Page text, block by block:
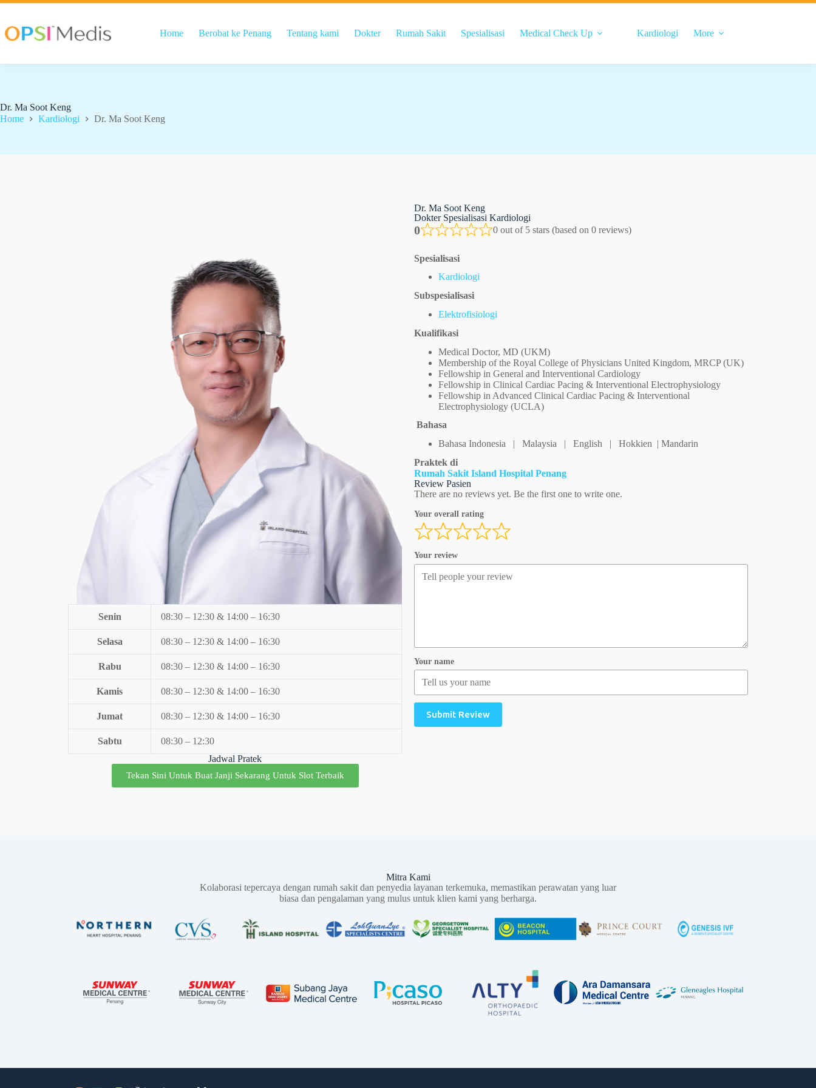
Home Berobat ke Penang Tentang kami Dokter Rumah Sakit Spesialisasi Medical Check Up Kardiologi More
Dr. Ma Soot Keng
Home
Kardiologi Dr. Ma Soot Keng
Senin 08:30 – 12:30 & 14:00 – 16:30
Selasa 08:30 – 12:30 & 14:00 – 16:30
Rabu 08:30 – 12:30 & 14:00 – 16:30
Kamis 08:30 – 12:30 & 14:00 – 16:30
Jumat 08:30 – 12:30 & 14:00 – 16:30
Sabtu
08:30 – 12:30
Jadwal Pratek
Tekan Sini Untuk Buat Janji Sekarang Untuk Slot Terbaik
Dr. Ma Soot Keng
Dokter Spesialisasi Kardiologi
0 0 out of 5 stars (based on 0 reviews)
Spesialisasi
Kardiologi
Subspesialisasi
Elektrofisiologi
Kualifikasi
Medical Doctor, MD (UKM)
Membership of the Royal College of Physicians United Kingdom, MRCP (UK)
Fellowship in General and Interventional Cardiology
Fellowship in Clinical Cardiac Pacing & Interventional Electrophysiology
Fellowship in Advanced Clinical Cardiac Pacing & Interventional
Electrophysiology (UCLA)
Bahasa
Bahasa Indonesia | Malaysia | English | Hokkien | Mandarin
Praktek di
Rumah Sakit Island Hospital Penang
Review Pasien
There are no reviews yet. Be the first one to write one.
Your overall rating
Your review
Your name
Submit Review
Mitra Kami
Kolaborasi tepercaya dengan rumah sakit dan penyedia layanan terkemuka, memastikan perawatan yang luar
biasa dan pengalaman yang mulus untuk klien kami yang berharga.